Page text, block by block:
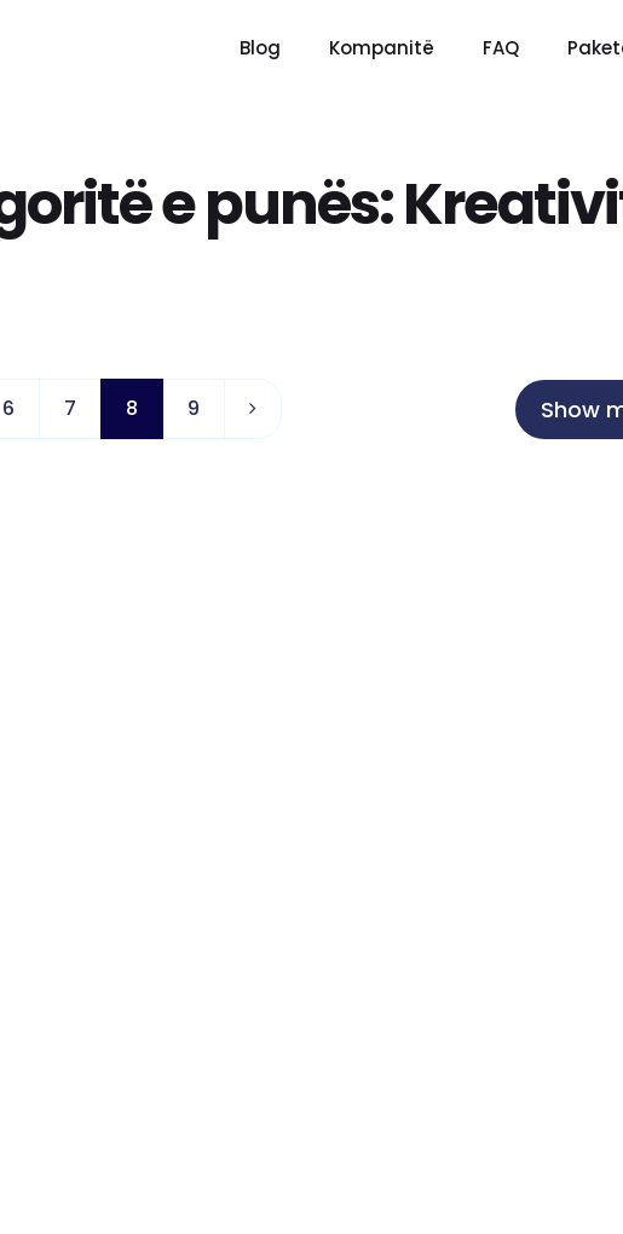
Blog Kompanitë FAQ
e punës:
6 7 8 9 Show